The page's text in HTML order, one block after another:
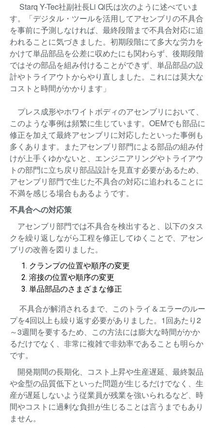
Starq Y-Tec社副社長Li Qi氏は次のように述べていま
す。「デジタル・ツールを活用してアセンブリの不具合
を事前に予測しなければ、最終段階まで不具合対応に追
われることに気づきました。初期段階にて多大な労力を
かけて単品部品を公差に収めたにも関わらず、後期段階
ではその部品を組み付けることができず、単品部品の設
計やトライアウトからやり直しました。これには莫大な
コストと時間がかかります」
プレス成形やホワイトボディのアセンブリにおいて、
このような事例は頻繁に生じています。OEMでも部品に
修正を加えて最終アセンブリに対応したといった事例も
多くあります。またアセンブリ部門による部品の組み付
けが上手くゆかないと、エンジニアリングやトライアウ
トの部門に立ち戻り部品設計を見直す必要があるため、
アセンブリ部門で生じた不具合の対応に追われることに
不満を感じる場合もあるようです。
不具合への対応策
アセンブリ部門では不具合を検出すると、以下のタス
クを繰り返しながら工程を修正してゆくことで、アセン
ブリの改善を図りました。
クランプの位置や順序の変更
溶接の位置や順序の変更
単品部品のさまざまな修正
不具合が解消されるまで、このトライ＆エラーのルー
プを4回以上も繰り返す必要がありました。1回あたり2
～3週間を要するため、この方法には膨大な時間がかか
るだけでなく、非常に複雑で非効率であることも明らか
です。
開発期間の長期化、コスト上昇や生産遅延、最終製品
や金型の品質低下といった問題が生じるだけでなく、生
産が遅延しないよう従業員が残業を強いられるなど、時
間やコストに過剰な負担が生じることは言うまでもあり
ません。